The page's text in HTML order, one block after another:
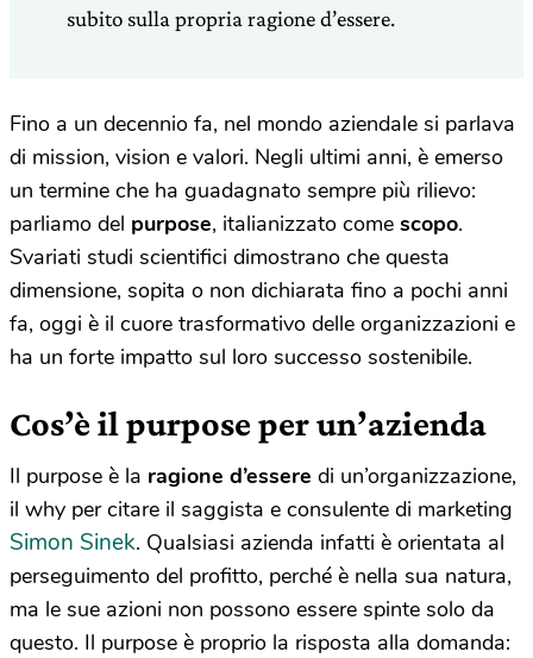
subito sulla propria ragione d’essere.
Fino a un decennio fa, nel mondo aziendale si parlava
di mission, vision e valori. Negli ultimi anni, è emerso
un termine che ha guadagnato sempre più rilievo:
parliamo del purpose, italianizzato come scopo.
Svariati studi scientifici dimostrano che questa
dimensione, sopita o non dichiarata fino a pochi anni
fa, oggi è il cuore trasformativo delle organizzazioni e
ha un forte impatto sul loro successo sostenibile.
Cos’è il purpose per un’azienda
Il purpose è la ragione d’essere di un’organizzazione,
il why per citare il saggista e consulente di marketing
Simon Sinek. Qualsiasi azienda infatti è orientata al
perseguimento del profitto, perché è nella sua natura,
ma le sue azioni non possono essere spinte solo da
questo. Il purpose è proprio la risposta alla domanda: